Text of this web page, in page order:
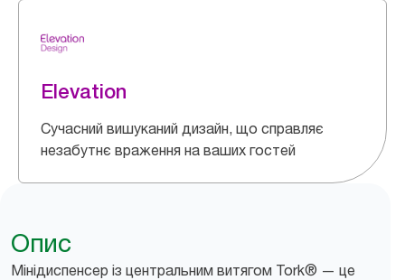
Elevation
Сучасний вишуканий дизайн, що справляє
незабутнє враження на ваших гостей
Опис
Мінідиспенсер із центральним витягом Tork® — це